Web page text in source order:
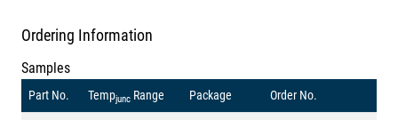
Ordering Information
Samples
Part No. Tempjunc Range Package Order No.